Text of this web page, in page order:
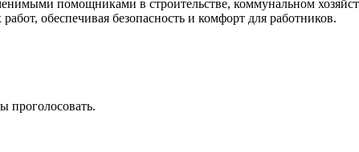
помощниками в строительстве, коммунальном
обеспечивая безопасность и комфорт для работников.
проголосовать.